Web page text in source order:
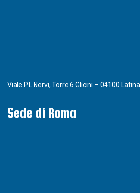
Viale P.L.Nervi, Torre 6 Glicini – 04100 Latina
Sede di Roma